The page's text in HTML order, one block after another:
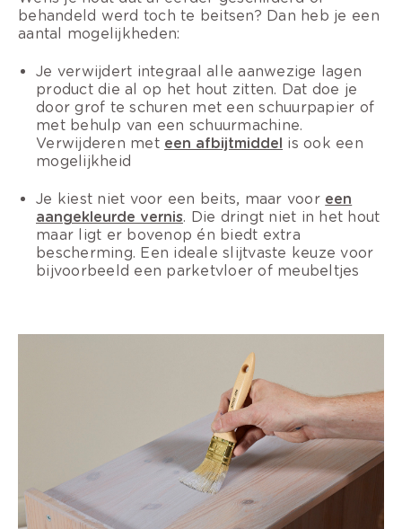
behandeld werd toch te beitsen? Dan heb je een
aantal mogelijkheden:
Je verwijdert integraal alle aanwezige lagen
product die al op het hout zitten. Dat doe je
door grof te schuren met een schuurpapier of
met behulp van een schuurmachine.
Verwijderen met een afbijtmiddel is ook een
mogelijkheid
Je kiest niet voor een beits, maar voor een
aangekleurde vernis. Die dringt niet in het hout
maar ligt er bovenop én biedt extra
bescherming. Een ideale slijtvaste keuze voor
bijvoorbeeld een parketvloer of meubeltjes